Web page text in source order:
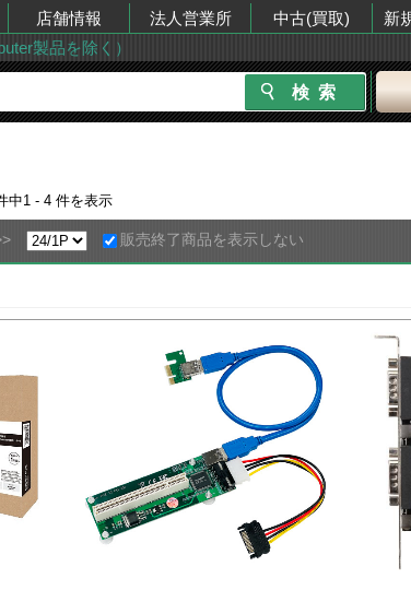
店舗情報 法人営業所 中古(買取) 新
製品を除く）
中1 - 4 件を表示
販売終了商品を表示しない